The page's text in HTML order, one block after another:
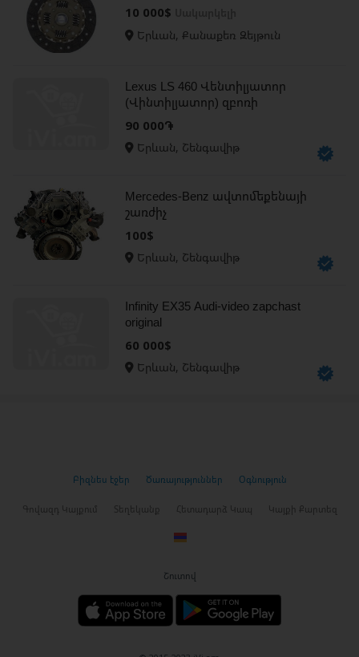
10 000$
Երևան, Քանաքեռ Զեյթուն
Lexus LS 460 Վենտիլյատոր
(Վինտիլյատոր) զբոռի
90 000֏
Երևան, Շենգավիթ
Mercedes-Benz ավտոմեքենայի
շառժիչ
100$
Երևան, Շենգավիթ
Infinity EX35 Audi-video zapchast
original
60 000$
Երևան, Շենգավիթ
Բիզնես էջեր Ծառայություններ Օգնություն
Գովազդ Կայքում Տեղեկանք Հետադարձ Կապ Կայքի Քարտեզ
Շուտով